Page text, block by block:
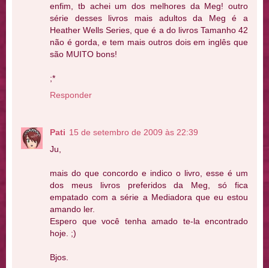
enfim, tb achei um dos melhores da Meg! outro
série desses livros mais adultos da Meg é a
Heather Wells Series, que é a do livros Tamanho 42
não é gorda, e tem mais outros dois em inglês que
são MUITO bons!
;*
Responder
Pati 15 de setembro de 2009 às 22:39
Ju,
mais do que concordo e indico o livro, esse é um
dos meus livros preferidos da Meg, só fica
empatado com a série a Mediadora que eu estou
amando ler.
Espero que você tenha amado te-la encontrado
hoje. ;)
Bjos.